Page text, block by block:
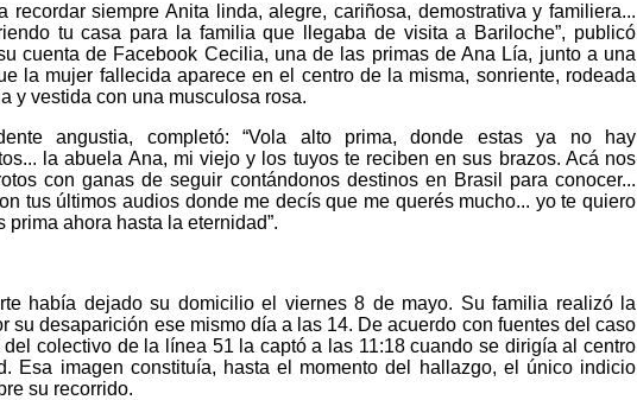
recordar siempre Anita linda, alegre, cariñosa, demostrativa y familiera...
tu casa para la familia que llegaba de visita a Bariloche”, publicó
cuenta de Facebook Cecilia, una de las primas de Ana Lía, junto a una
la mujer fallecida aparece en el centro de la misma, sonriente, rodeada
y vestida con una musculosa rosa.
angustia, completó: “Vola alto prima, donde estas ya no hay
la abuela Ana, mi viejo y los tuyos te reciben en sus brazos. Acá nos
con ganas de seguir contándonos destinos en Brasil para conocer...
tus últimos audios donde me decís que me querés mucho... yo te quiero
prima ahora hasta la eternidad”.
había dejado su domicilio el viernes 8 de mayo. Su familia realizó la
su desaparición ese mismo día a las 14. De acuerdo con fuentes del caso
del colectivo de la línea 51 la captó a las 11:18 cuando se dirigía al centro
Esa imagen constituía, hasta el momento del hallazgo, el único indicio
su recorrido.